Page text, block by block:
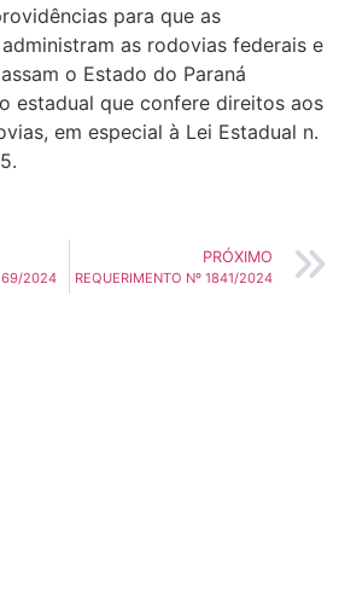
para que as
as rodovias federais e
o Estado do Paraná
estadual que confere direitos aos
em especial à Lei Estadual n.
2024
PRÓXIMO
REQUERIMENTO Nº 1841/2024